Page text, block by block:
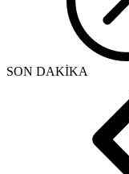
SON DAKİKA